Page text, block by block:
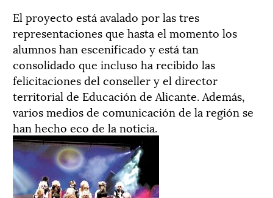
El proyecto está avalado por las tres
representaciones que hasta el momento los
alumnos han escenificado y está tan
consolidado que incluso ha recibido las
felicitaciones del conseller y el director
territorial de Educación de Alicante. Además,
varios medios de comunicación de la región se
han hecho eco de la noticia.